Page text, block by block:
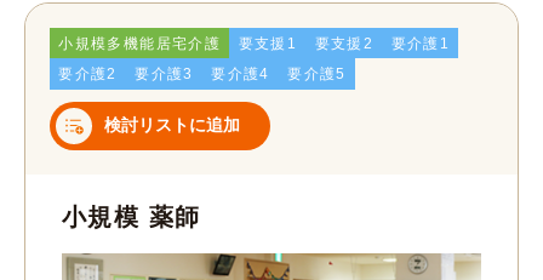
小規模多機能居宅介護 要支援1 要支援2
要介護1
要介護2
要介護3 要介護4 要介護5
検討リストに追加
小規模 薬師